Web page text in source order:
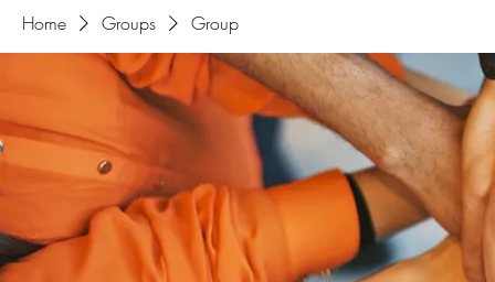
Home Groups Group